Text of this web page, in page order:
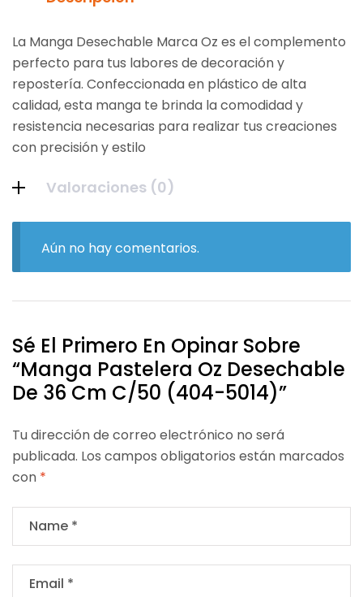
La Manga Desechable Marca Oz es el complemento
perfecto para tus labores de decoración y
repostería. Confeccionada en plástico de alta
calidad, esta manga te brinda la comodidad y
resistencia necesarias para realizar tus creaciones
con precisión y estilo
Valoraciones (0)
Aún no hay comentarios.
Sé El Primero En Opinar Sobre
“Manga Pastelera Oz Desechable
De 36 Cm C/50 (404-5014)”
Tu dirección de correo electrónico no será
publicada. Los campos obligatorios están marcados
con *